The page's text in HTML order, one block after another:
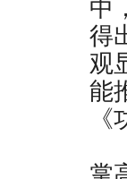
中
得
观
能